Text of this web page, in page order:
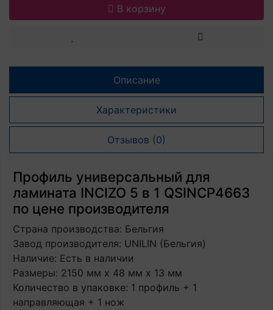
В корзину
Описание
Характеристики
Отзывов (0)
Профиль универсальный для
ламината INCIZO 5 в 1 QSINCP4663
по цене производителя
Страна производства: Бельгия
Завод производителя: UNILIN (Бельгия)
Наличие: Есть в наличии
Размеры: 2150 мм х 48 мм х 13 мм
Количество в упаковке: 1 профиль + 1
направляющая + 1 нож